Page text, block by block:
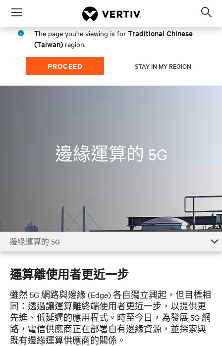
Menu
The page you're viewing is for Traditional Chinese
(Taiwan) region.
PROCEED STAY IN MY REGION
邊緣運算的 5G
邊緣運算的 5G
5G 接取網路
邊緣運算的 5G
協助 5G 核心運作
觀看影片
運算離使用者更近一步
雖然 5G 網路與邊緣 (Edge) 各自獨立興起，但目標相
同：透過讓運算離終端使用者更近一步，以提供更
先進、低延遲的應用程式。時至今日，為發展 5G 網
路，電信供應商正在部署自有邊緣資源，並探索與
既有邊緣運算供應商的關係。